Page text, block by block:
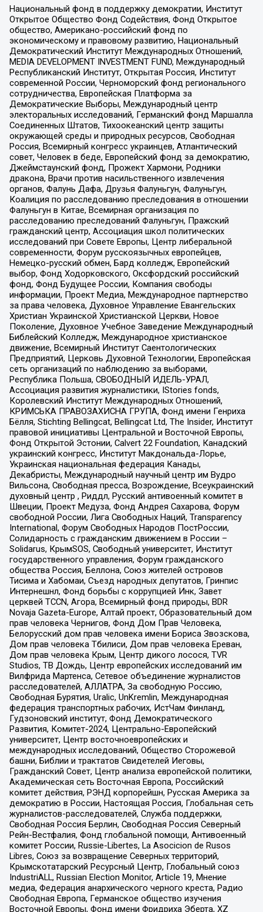
Национальный фонд в поддержку демократии, Институт
Открытое Общество Фонд Содействия, Фонд Открытое
общество, Американо-российский фонд по
экономическому и правовому развитию, Национальный
Демократический Институт Международных Отношений,
MEDIA DEVELOPMENT INVESTMENT FUND, Международный
Республиканский Институт, Открытая Россия, Институт
современной России, Черноморский фонд регионального
сотрудничества, Европейская Платформа за
Демократические Выборы, Международный центр
электоральных исследований, Германский фонд Маршалла
Соединенных Штатов, Тихоокеанский центр защиты
окружающей среды и природных ресурсов, Свободная
Россия, Всемирный конгресс украинцев, Атлантический
совет, Человек в беде, Европейский фонд за демократию,
Джеймстаунский фонд, Прожект Хармони, Родники
дракона, Врачи против насильственного извлечения
органов, Фалунь Дафа, Друзья Фалуньгун, Фалуньгун,
Коалиция по расследованию преследования в отношении
Фалуньгун в Китае, Всемирная организация по
расследованию преследований Фалуньгун, Пражский
гражданский центр, Ассоциация школ политических
исследований при Совете Европы, Центр либеральной
современности, Форум русскоязычных европейцев,
Немецко-русский обмен, Бард колледж, Европейский
выбор, Фонд Ходорковского, Оксфордский российский
фонд, Фонд Будущее России, Компания свободы
информации, Проект Медиа, Международное партнерство
за права человека, Духовное Управление Евангельских
Христиан Украинской Христианской Церкви, Новое
Поколение, Духовное Учебное Заведение Международный
Библейский Колледж, Международное христианское
движение, Всемирный Институт Саентологических
Предприятий, Церковь Духовной Технологии, Европейская
сеть организаций по наблюдению за выборами,
Республика Польша, СВОБОДНЫЙ ИДЕЛЬ-УРАЛ,
Ассоциация развития журналистики, IStories fonds,
Королевский Институт Международных Отношений,
КРИМСЬКА ПРАВОЗАХИСНА ГРУПА, Фонд имени Генриха
Бёлля, Stichting Bellingcat, Bellingcat Ltd, The Insider, Институт
правовой инициативы Центральной и Восточной Европы,
Фонд Открытой Эстонии, Calvert 22 Foundation, Канадский
украинский конгресс, Институт Макдональда-Лорье,
Украинская национальная федерация Канады,
Декабристы, Международный научный центр им Вудро
Вильсона, Свободная пресса, Возрождение, Всеукраинский
духовный центр , Риддл, Русский антивоенный комитет в
Швеции, Проект Медуза, Фонд Андрея Сахарова, Форум
свободной России, Лига Свободных Наций, Transparеncy
International, Форум Свободных Народов ПостРоссии,
Солидарность с гражданским движением в России –
Solidarus, КрымSOS, Свободный университет, Институт
государственного управления, Форум гражданского
общества Россия, Беллона, Союз жителей островов
Тисима и Хабомаи, Съезд народных депутатов, Гринпис
Интернешнл, Фонд борьбы с коррупцией Инк, Завет
церквей TCCN, Агора, Всемирный фонд природы, BDR
Novaja Gazeta-Europe, Алтай проект, Образовательный дом
прав человека Чернигов, Фонд Дом Прав Человека,
Белорусский дом прав человека имени Бориса Звозскова,
Дом прав человека Тбилиси, Дом прав человека Ереван,
Дом прав человека Крым, Центр дикого лосося, TVR
Studios, ТВ Дождь, Центр европейских исследований им
Вилфрида Мартенса, Сетевое объединение журналистов
расследователей, АЛЛАТРА, За свободную Россию,
Свободная Бурятия, Uralic, UnKremlin, Международная
федерация транспортных рабочих, ИстЧам Финланд,
Гудзоновский институт, Фонд Демократического
Развития, Комитет-2024, Центрально-Европейский
университет, Центр восточноевропейских и
международных исследований, Общество Сторожевой
башни, Библии и трактатов Свидетелей Иеговы,
Гражданский Совет, Центр анализа европейской политики,
Академическая сеть Восточная Европа, Российский
комитет действия, РЭНД корпорейшн, Русская Америка за
демократию в России, Настоящая Россия, Глобальная сеть
журналистов-расследователей, Служба поддержки,
Свободная Россия Берлин, Свободная Россия Северный
Рейн-Вестфалия, Фонд глобальной помощи, Антивоенный
комитет России, Russie-Libertes, La Asocicion de Rusos
Libres, Союз за возвращение Северных территорий,
Крымскотатарский Ресурсный Центр, Глобальный союз
IndustriALL, Russian Election Monitor, Article 19, Мнение
медиа, Федерация анархического черного креста, Радио
Свободная Европа, Германское общество изучения
Восточной Европы, Фонд имени Фридриха Эберта, XZ